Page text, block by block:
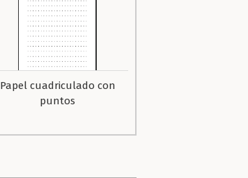
Papel cuadriculado con
puntos